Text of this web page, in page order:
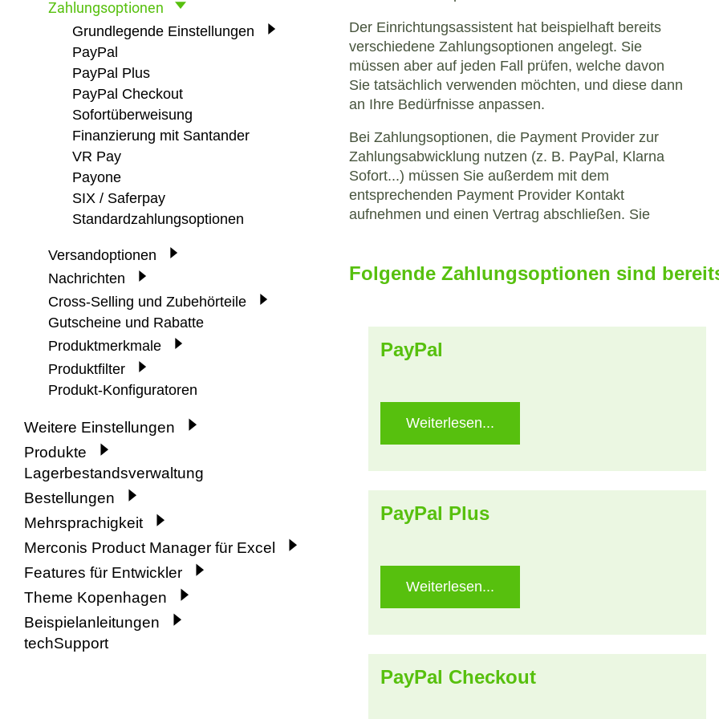
Der Einrichtungsassistent hat beispielhaft bereits
verschiedene Zahlungsoptionen angelegt. Sie
müssen aber auf jeden Fall prüfen, welche davon
Sie tatsächlich verwenden möchten, und diese dann
an Ihre Bedürfnisse anpassen.
Bei Zahlungsoptionen, die Payment Provider zur
Zahlungsabwicklung nutzen (z. B. PayPal, Klarna
Sofort...) müssen Sie außerdem mit dem
entsprechenden Payment Provider Kontakt
aufnehmen und einen Vertrag abschließen. Sie
Folgende Zahlungsoptionen sind
PayPal
Weiterlesen...
PayPal Plus
Weiterlesen...
PayPal Checkout
Zahlungsoptionen
Grundlegende Einstellungen
PayPal
PayPal Plus
PayPal Checkout
Sofortüberweisung
Finanzierung mit Santander
VR Pay
Payone
SIX / Saferpay
Standardzahlungsoptionen
Versandoptionen
Nachrichten
Cross-Selling und Zubehörteile
Gutscheine und Rabatte
Produktmerkmale
Produktfilter
Produkt-Konfiguratoren
Weitere Einstellungen
Produkte
Lagerbestandsverwaltung
Bestellungen
Mehrsprachigkeit
Merconis Product Manager für Excel
Features für Entwickler
Theme Kopenhagen
Beispielanleitungen
techSupport